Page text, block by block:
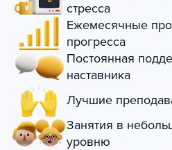
стресса
Ежемесячные
прогресса
Постоянная
наставника
Лучшие
Занятия в
уровню